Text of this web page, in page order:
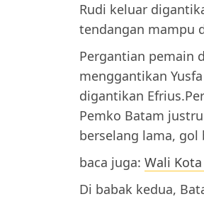
Rudi keluar
tendangan mampu
Pergantian pemain
menggantikan
digantikan
Pemko Batam
berselang lama,
baca juga: Wali
Di babak kedua,